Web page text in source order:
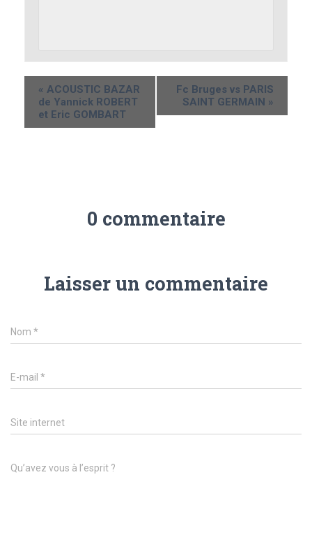
« ACOUSTIC BAZAR
de Yannick ROBERT
et Eric GOMBART
Fc Bruges vs PARIS
SAINT GERMAIN »
0 commentaire
Laisser un commentaire
Nom *
E-mail *
Site internet
Qu’avez vous à l’esprit ?